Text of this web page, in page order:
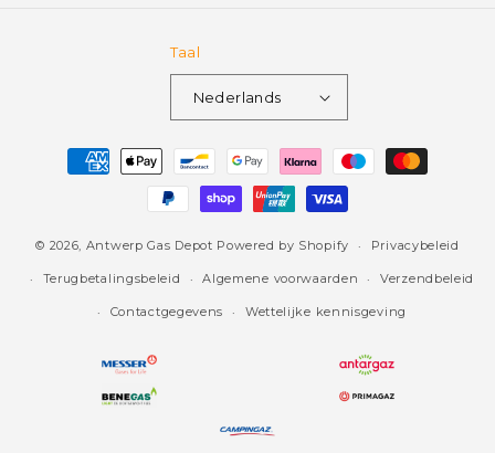
Taal
Nederlands
Betaalmethoden
© 2026, Antwerp Gas Depot Powered by Shopify Privacybeleid
Terugbetalingsbeleid Algemene voorwaarden Verzendbeleid
Contactgegevens Wettelijke kennisgeving